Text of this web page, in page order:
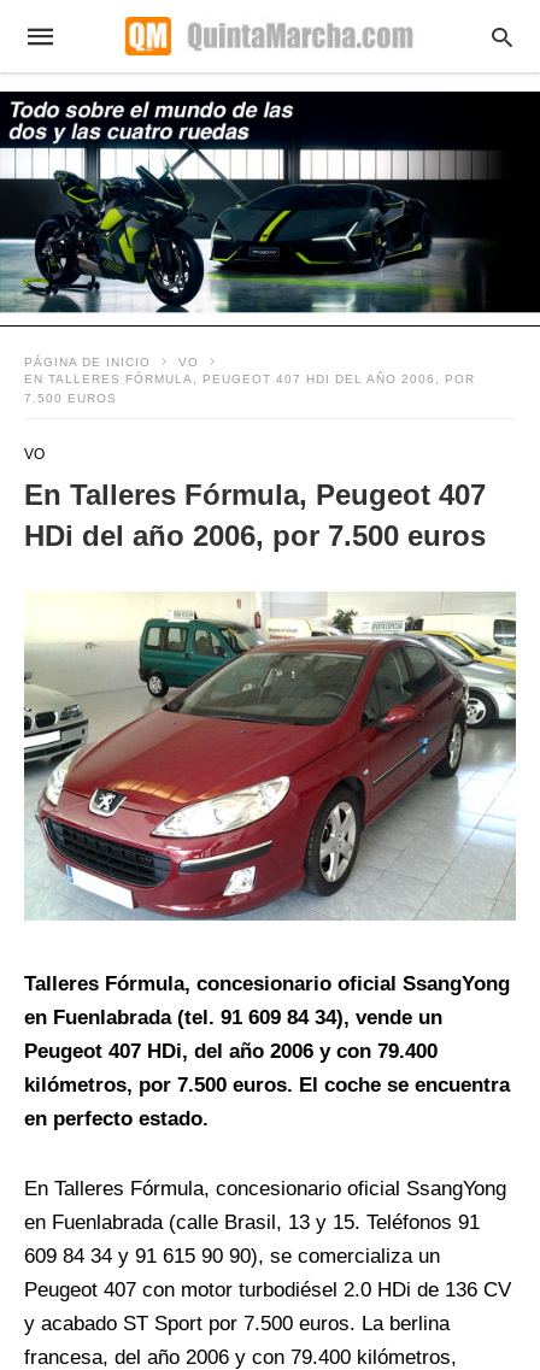
PÁGINA DE INICIO
VO
EN TALLERES FÓRMULA, PEUGEOT 407 HDI DEL AÑO 2006, POR
7.500 EUROS
VO
En Talleres Fórmula, Peugeot 407
HDi del año 2006, por 7.500 euros
Talleres Fórmula, concesionario oficial SsangYong
en Fuenlabrada (tel. 91 609 84 34), vende un
Peugeot 407 HDi, del año 2006 y con 79.400
kilómetros, por 7.500 euros. El coche se encuentra
en perfecto estado.
En Talleres Fórmula, concesionario oficial SsangYong
en Fuenlabrada (calle Brasil, 13 y 15. Teléfonos 91
609 84 34 y 91 615 90 90), se comercializa un
Peugeot 407 con motor turbodiésel 2.0 HDi de 136 CV
y acabado ST Sport por 7.500 euros. La berlina
francesa, del año 2006 y con 79.400 kilómetros,